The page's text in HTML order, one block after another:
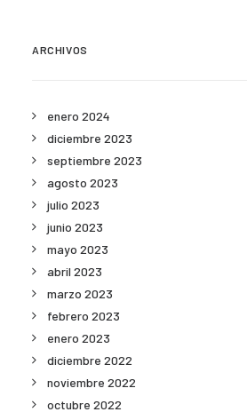
ARCHIVOS
enero 2024
diciembre 2023
septiembre 2023
agosto 2023
julio 2023
junio 2023
mayo 2023
abril 2023
marzo 2023
febrero 2023
enero 2023
diciembre 2022
noviembre 2022
octubre 2022